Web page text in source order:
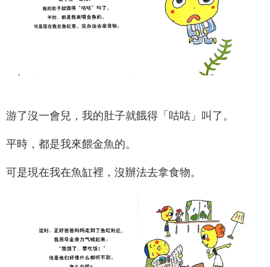
游了沒一會兒，我的肚子就餓得「咕咕」叫了。
平時，都是我來餵金魚的。
可是現在我在魚缸裡，沒辦法去拿食物。